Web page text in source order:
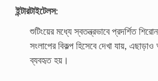
ইন্টারটাইটেলস:
শুটিংয়ের মধ্যে স্বতন্ত্রভাবে প্রদর্শিত
সংলাপের বিকল্প হিসেবে দেখা যায়,
ব্যবহৃত হয়।